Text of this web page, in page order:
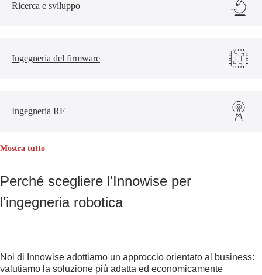
Ricerca e sviluppo
Ingegneria del firmware
Ingegneria RF
Mostra tutto
Perché scegliere l'Innowise per
l'ingegneria robotica
Noi di Innowise adottiamo un approccio orientato al business:
valutiamo la soluzione più adatta ed economicamente